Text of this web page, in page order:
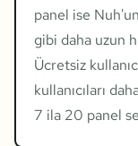
panel ise
gibi daha uzun
Ücretsiz
kullanıcıları
7 ila 20 panel